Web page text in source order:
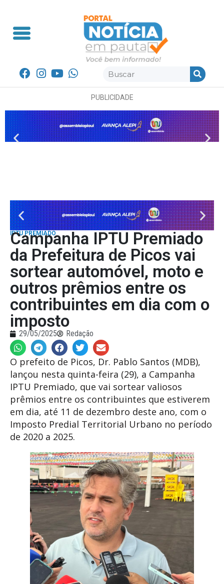
PUBLICIDADE
IPTU PREMIADO
Campanha IPTU Premiado
da Prefeitura de Picos vai
sortear automóvel, moto e
outros prêmios entre os
contribuintes em dia com o
imposto
29/05/2025 Redação
O prefeito de Picos, Dr. Pablo Santos (MDB),
lançou nesta quinta-feira (29), a Campanha
IPTU Premiado, que vai sortear valiosos
prêmios entre os contribuintes que estiverem
em dia, até 11 de dezembro deste ano, com o
Imposto Predial Territorial Urbano no período
de 2020 a 2025.